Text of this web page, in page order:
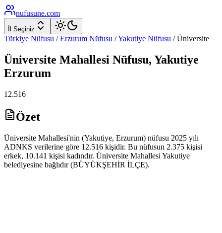
nufusune.com
İl Seçiniz
Türkiye Nüfusu / Erzurum Nüfusu /Yakutiye Nüfusu /Üniversite
Üniversite Mahallesi Nüfusu, Yakutiye
Erzurum
12.516
Özet
Üniversite Mahallesi'nin (Yakutiye, Erzurum) nüfusu 2025 yılı
ADNKS verilerine göre 12.516 kişidir. Bu nüfusun 2.375 kişisi
erkek, 10.141 kişisi kadındır. Üniversite Mahallesi Yakutiye
belediyesine bağlıdır (BÜYÜKŞEHİR İLÇE).